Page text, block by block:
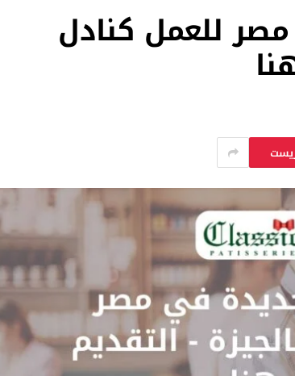
للعمل كنادل